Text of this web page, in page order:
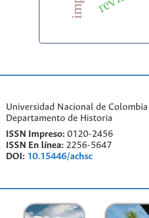
Universidad Nacional de
Departamento de Historia
ISSN Impreso: 0120-2456
ISSN En línea: 2256-5647
DOI: 10.15446/achsc